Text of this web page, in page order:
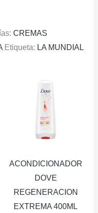
CREMAS
Etiqueta: LA MUNDIAL
ACONDICIONADOR
DOVE
REGENERACION
EXTREMA 400ML